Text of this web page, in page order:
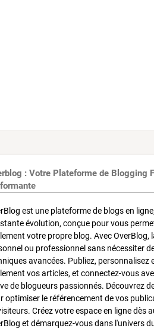
: Votre Plateforme de Blogging
est une plateforme de blogs en
évolution, conçue pour vous
votre propre blog. Avec OverBlog,
ou professionnel sans nécessiter
avancées. Publiez, personnalisez
vos articles, et connectez-vous
de blogueurs passionnés. Découvrez
optimiser le référencement de vos
Créez votre espace en ligne dès
et démarquez-vous dans l'univers